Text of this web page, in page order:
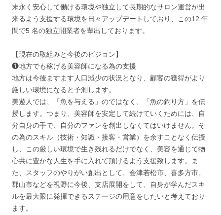
末永く安心して働ける環境や独立して長期的なサロン運営が出
来るよう支援する環境を日々アップデートしており、この12 年
間で5 名の独立開業者を輩出しております。
【現在の取組みと今後のビジョン】
❶地方でも稼げる美容師になる為の支援
地方は今後ますます人口減少の状況となり、顧客の獲得がより
厳しい環境になると予測します。
美遊人では、「魚を与える」のではなく、「魚の釣り方」を伝
授します。つまり、美容師を安定して続けていくためには、自
分自身の手で、自分のファンを創出しなくてはいけません。そ
の為のスキル（技術・知識・接客・営業）を余すことなく伝授
し、この厳しい環境で生き残れるだけでなく、美容を通じて物
心共に豊かな人生を手に入れて頂けるよう支援致します。ま
た、スタッフのやりがい創出として、会津若松市、喜多方市、
郡山市などを視野に今後、支店展開をして、自身が学んだスキ
ルを最大限に発揮できるステージの用意をしたいと考えており
ます。